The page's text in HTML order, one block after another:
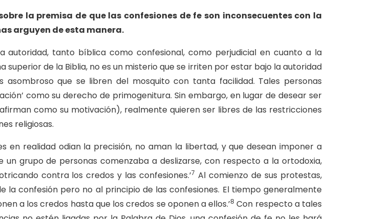
la premisa de que las confesiones de fe son inconsecuentes con la
arguyen de esta manera.
autoridad, tanto bíblica como confesional, como perjudicial en cuanto a la
de la Biblia, no es un misterio que se irriten por estar bajo la autoridad
que se libren del mosquito con tanta facilidad. Tales personas
como su derecho de primogenitura. Sin embargo, en lugar de desear ser
como su motivación), realmente quieren ser libres de las restricciones
religiosas.
en realidad odian la precisión, no aman la libertad, y que desean imponer a
un grupo de personas comenzaba a deslizarse, con respecto a la ortodoxia,
contra los credos y las confesiones.’7 Al comienzo de sus protestas,
confesión pero no al principio de las confesiones. El tiempo generalmente
a los credos hasta que los credos se oponen a ellos.’8 Con respecto a tales